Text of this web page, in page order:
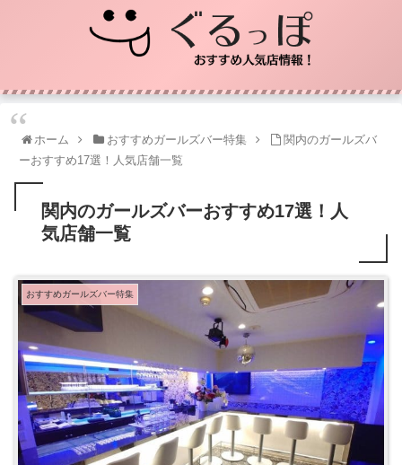
ホーム おすすめガールズバー特集
関内のガールズバ
ーおすすめ17選！人気店舗一覧
関内のガールズバーおすすめ17選！人
気店舗一覧
おすすめガールズバー特集